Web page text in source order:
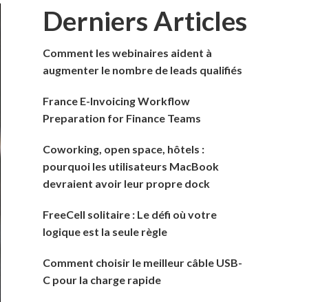
Derniers Articles
Comment les webinaires aident à
augmenter le nombre de leads qualifiés
France E-Invoicing Workflow
Preparation for Finance Teams
Coworking, open space, hôtels :
pourquoi les utilisateurs MacBook
devraient avoir leur propre dock
FreeCell solitaire : Le défi où votre
logique est la seule règle
Comment choisir le meilleur câble USB-
C pour la charge rapide